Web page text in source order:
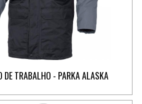
DE TRABALHO - PARKA ALASKA